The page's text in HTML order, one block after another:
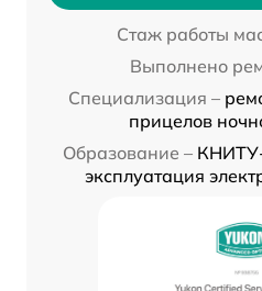
Стаж работы
Выполнено
Специализация –
прицелов
Образование –
эксплуатация